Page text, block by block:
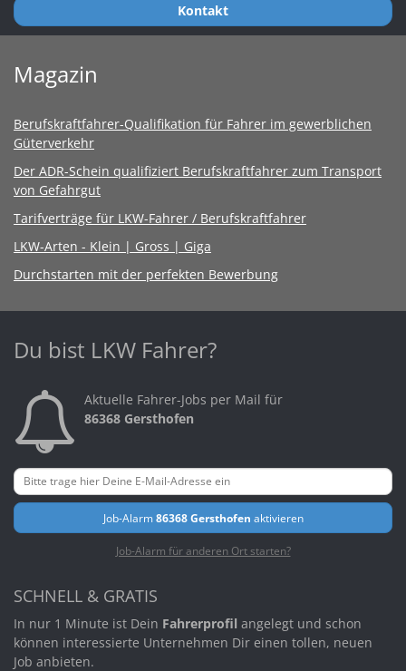
Kontakt
Magazin
Berufskraftfahrer-Qualifikation für Fahrer im gewerblichen
Güterverkehr
Der ADR-Schein qualifiziert Berufskraftfahrer zum Transport
von Gefahrgut
Tarifverträge für LKW-Fahrer / Berufskraftfahrer
LKW-Arten - Klein | Gross | Giga
Durchstarten mit der perfekten Bewerbung
Du bist LKW Fahrer?
Aktuelle Fahrer-Jobs per Mail für
86368 Gersthofen
Job-Alarm86368 Gersthofen aktivieren
Job-Alarm für anderen Ort starten?
SCHNELL & GRATIS
In nur 1 Minute ist Dein Fahrerprofil angelegt und schon
können interessierte Unternehmen Dir einen tollen, neuen
Job anbieten.